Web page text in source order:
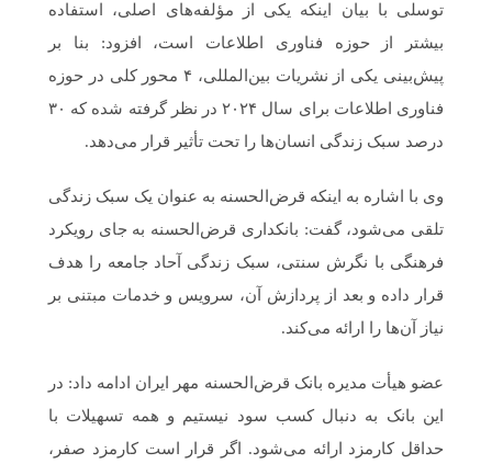
توسلی با بیان اینکه یکی از مؤلفه‌های اصلی، استفاده
بیشتر از حوزه فناوری اطلاعات است، افزود: بنا بر
پیش‌بینی یکی از نشریات بین‌المللی، ۴ محور کلی در حوزه
فناوری اطلاعات برای سال ۲۰۲۴ در نظر گرفته شده که ۳۰
درصد سبک زندگی انسان‌ها را تحت تأثیر قرار می‌دهد.
وی با اشاره به اینکه قرض‌الحسنه به عنوان یک سبک زندگی
تلقی می‌شود، گفت: بانکداری قرض‌الحسنه به جای رویکرد
فرهنگی با نگرش سنتی، سبک زندگی آحاد جامعه را هدف
قرار داده و بعد از پردازش آن، سرویس و خدمات مبتنی بر
نیاز آن‌ها را ارائه می‌کند.
عضو هیأت مدیره بانک قرض‌الحسنه مهر ایران ادامه داد: در
این بانک به دنبال کسب سود نیستیم و همه تسهیلات با
حداقل کارمزد ارائه می‌شود. اگر قرار است کارمزد صفر،